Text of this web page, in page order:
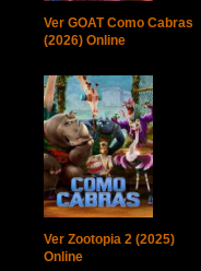
Ver GOAT Como Cabras
(2026) Online
Ver Zootopia 2 (2025)
Online